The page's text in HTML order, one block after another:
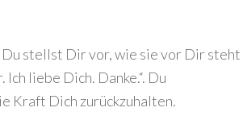
Du stellst Dir vor, wie sie vor Dir steht
liebe Dich. Danke.“. Du
Kraft Dich zurückzuhalten.